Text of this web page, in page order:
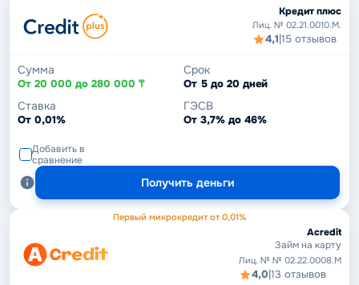
Кредит плюс
Лиц. № 02.21.0010.M.
4,1|15 отзывов
Сумма
От 20 000 до 280 000 ₸
Срок
От 5 до 20 дней
Ставка
От 0,01%
ГЭСВ
От 3,7% до 46%
Добавить в
сравнение
Получить деньги
Первый микрокредит от 0,01%
Acredit
Займ на карту
Лиц. № № 02.22.0008.М
4,0|13 отзывов